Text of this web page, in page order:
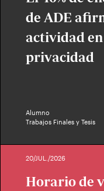
de ADE
actividad
privacidad
Alumno
Trabajos Finales y Tesis
20/JUL./2026
Horario de